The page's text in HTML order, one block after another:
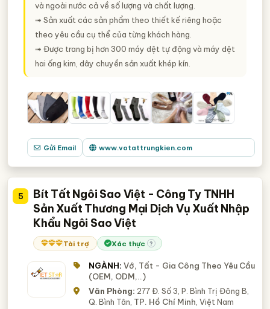
và ngoài nước cả về số lượng và chất lượng.
➟ Sản xuất các sản phẩm theo thiết kế riêng hoặc
theo yêu cầu cụ thể của từng khách hàng.
➟ Được trang bị hơn 300 máy dệt tự động và máy dệt
hai ống kim, dây chuyền sản xuất khép kín.
Gửi Email www.votattrungkien.com
5
Bít Tất Ngôi Sao Việt - Công Ty TNHH
Sản Xuất Thương Mại Dịch Vụ Xuất Nhập
Khẩu Ngôi Sao Việt
Tài trợ Xác thực ?
NGÀNH: Vớ, Tất - Gia Công Theo Yêu Cầu
(OEM, ODM,..)
Văn Phòng: 277 Đ. Số 3, P. Bình Trị Đông B,
Q. Bình Tân, TP. Hồ Chí Minh , Việt Nam